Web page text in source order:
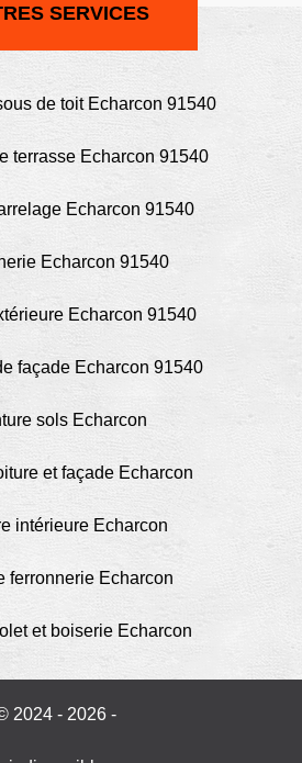
SERVICES
de toit Echarcon 91540
terrasse Echarcon 91540
Echarcon 91540
Echarcon 91540
Echarcon 91540
façade Echarcon 91540
sols Echarcon
et façade Echarcon
intérieure Echarcon
ferronnerie Echarcon
et boiserie Echarcon
2024 - 2026 -